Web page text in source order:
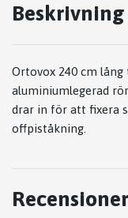
Beskrivning
Ortovox 240 cm
aluminiumlegerad
drar in för att fixera
offpiståkning.
Recensioner